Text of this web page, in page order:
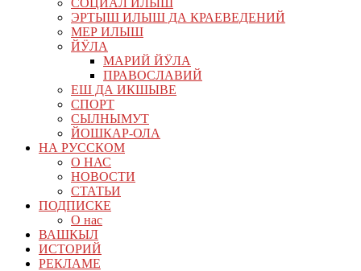
ЭРТЫШ ИЛЫШ ДА КРАЕВЕДЕНИЙ
МЕР ИЛЫШ
ЙӰЛА
МАРИЙ ЙӰЛА
ПРАВОСЛАВИЙ
ЕШ ДА ИКШЫВЕ
СПОРТ
СЫЛНЫМУТ
ЙОШКАР-ОЛА
НА РУССКОМ
О НАС
НОВОСТИ
СТАТЬИ
ПОДПИСКЕ
О нас
ВАШКЫЛ
ИСТОРИЙ
РЕКЛАМЕ